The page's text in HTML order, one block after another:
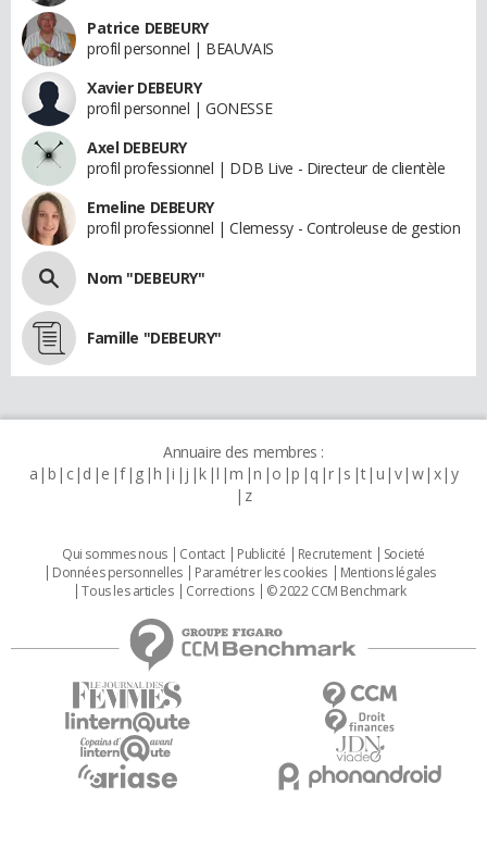
Patrice DEBEURY
profil personnel | BEAUVAIS
Xavier DEBEURY
profil personnel | GONESSE
Axel DEBEURY
profil professionnel | DDB Live - Directeur de clientèle
Emeline DEBEURY
profil professionnel | Clemessy - Controleuse de gestion
Nom "DEBEURY"
Famille "DEBEURY"
Annuaire des membres :
a b c d e f g h i j k l m n o p q r s t u v w x y
z
Qui sommes nous Contact Publicité Recrutement
Societé
Données personnelles
Paramétrer les cookies
Mentions légales
Tous les articles
Corrections © 2022 CCM Benchmark